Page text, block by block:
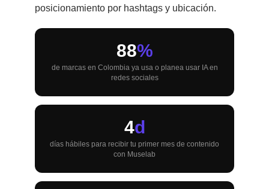
posicionamiento por hashtags y ubicación.
88%
de marcas en Colombia ya usa o planea usar IA en
redes sociales
4d
días hábiles para recibir tu primer mes de contenido
con Muselab